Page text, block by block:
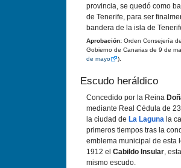
provincia, se quedó como
de Tenerife, para ser
bandera de la isla de
Aprobación: Orden Consejería
Gobierno de Canarias de 9 de
de mayo
).
Escudo heráldico
Concedido por la Reina
mediante Real Cédula de
la ciudad de La Laguna la
primeros tiempos tras la
emblema municipal de esta
1912 el Cabildo Insular,
mismo escudo.